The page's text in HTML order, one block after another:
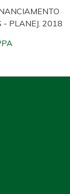
- PLANEJ. 2018